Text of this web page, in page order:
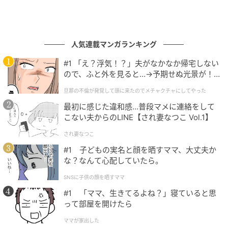
人気連載マンガランキング
#1 「え？浮気！？」夫がなかなか帰宅しない
ので、ふと外を見ると…→予期せぬ光景が！
クチャにしてやった
旦那の不倫が発覚して頭に来たのでメチャクチャにしてやった
最初に感じた違和感…普段マメに連絡をして
こない夫からのLINE【され妻なつこ Vol.1】
され妻なつこ
#1 子どもの実名と顔を晒すママ、大丈夫か
な？なんて心配していたら。
SNSに子供の顔を晒すママ
#1 「ママ、生きてるよね？」寝ていると思
って部屋を開けたら
ママが家出した